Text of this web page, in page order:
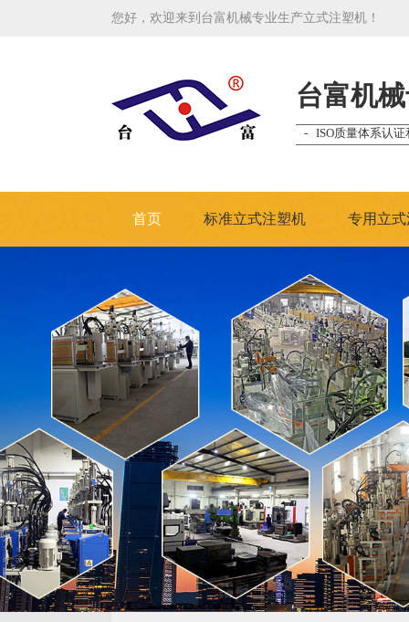
您好，欢迎来到台富机械专业生产立式注塑机！
台富机
- ISO质量体系认
首页 标准立式注塑机 专用立